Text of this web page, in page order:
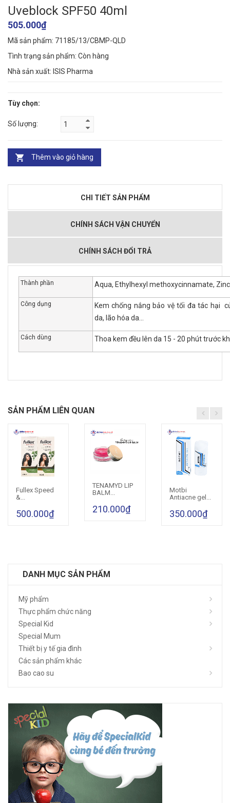
Uveblock SPF50 40ml
505.000₫
Mã sản phẩm: 71185/13/CBMP-QLD
Tình trạng sản phẩm: Còn hàng
Nhà sản xuất: ISIS Pharma
Tùy chọn:
Số lượng:
Thêm vào giỏ hàng
CHI TIẾT SẢN PHẨM
CHÍNH SÁCH VẬN CHUYỂN
CHÍNH SÁCH ĐỔI TRẢ
Thành phần Aqua, Ethylhexyl methoxycinnamate,
Công dụng
Kem chống nắng bảo vệ tối đa tác hại
da, lão hóa da...
Cách dùng Thoa kem đều lên da 15 - 20 phút trước
SẢN PHẨM LIÊN QUAN
Cho vào giỏ hàng
Fullex Speed
&...
500.000₫
Cho vào giỏ hàng
TENAMYD LIP
BALM...
210.000₫
Cho vào giỏ hàng
Motbi
Antiacne gel...
350.000₫
DANH MỤC SẢN PHẨM
Mỹ phẩm
Thực phẩm chức năng
Special Kid
Special Mum
Thiết bị y tế gia đình
Các sản phẩm khác
Bao cao su